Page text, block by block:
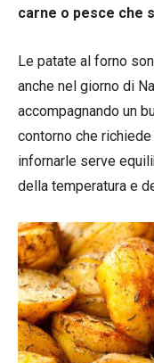
carne o pesce che
Le patate al forno
anche nel giorno di
accompagnando un
contorno che
infornarle serve
della temperatura e